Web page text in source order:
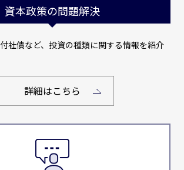
資本政策の問題解決
社債など、投資の種類に関する情報を紹介
詳細はこちら